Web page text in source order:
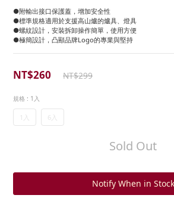
●附輸出接口保護蓋，增加安全性
●標準規格適用於支援高山爐的爐具、燈具
●螺紋設計，安裝拆卸操作簡單，使用方便
●極簡設計，凸顯品牌Logo的專業與堅持
NT$299
NT$260
規格 : 1入
1入
Sold Out
Notify When in Stock